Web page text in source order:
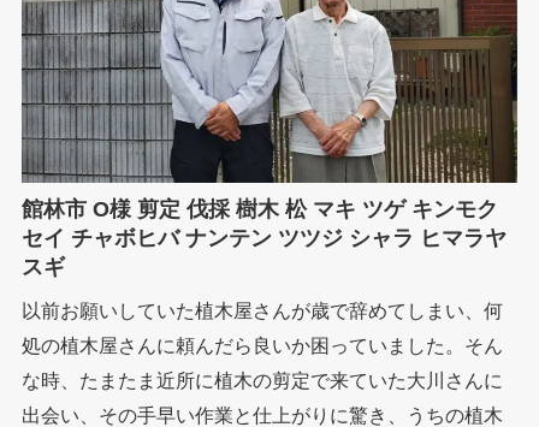
館林市 O様 剪定 伐採 樹木 松 マキ ツゲ キンモク
セイ チャボヒバ ナンテン ツツジ シャラ ヒマラヤ
スギ
以前お願いしていた植木屋さんが歳で辞めてしまい、何
処の植木屋さんに頼んだら良いか困っていました。そん
な時、たまたま近所に植木の剪定で来ていた大川さんに
出会い、その手早い作業と仕上がりに驚き、うちの植木